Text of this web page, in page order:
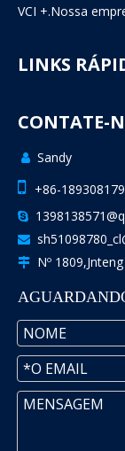
VCI +.Nossa
LINKS
CONTATE-
 Sandy
 +86-


 Nº